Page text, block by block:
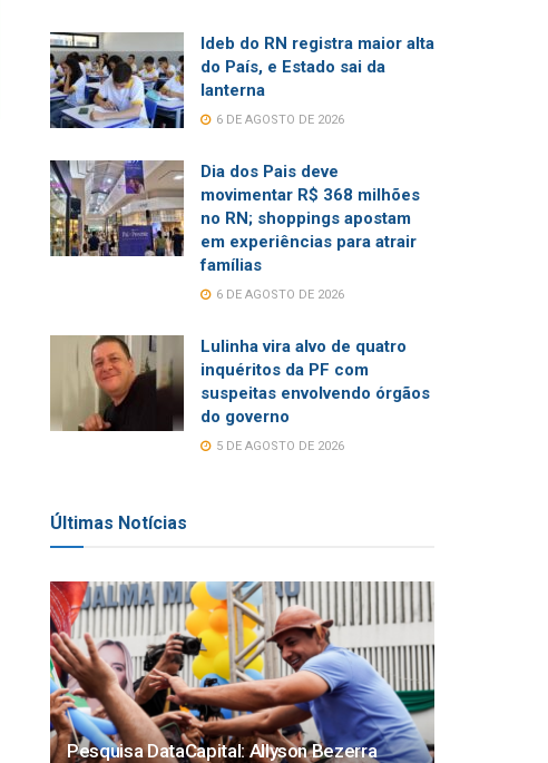
Ideb do RN registra maior alta
do País, e Estado sai da
lanterna
6 DE AGOSTO DE 2026
Dia dos Pais deve
movimentar R$ 368 milhões
no RN; shoppings apostam
em experiências para atrair
famílias
6 DE AGOSTO DE 2026
Lulinha vira alvo de quatro
inquéritos da PF com
suspeitas envolvendo órgãos
do governo
5 DE AGOSTO DE 2026
Últimas Notícias
Pesquisa DataCapital: Allyson Bezerra